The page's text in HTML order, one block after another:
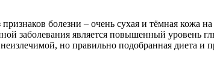
болезни – очень сухая и тёмная кожа
заболевания является повышенный уровень
но правильно подобранная диета и